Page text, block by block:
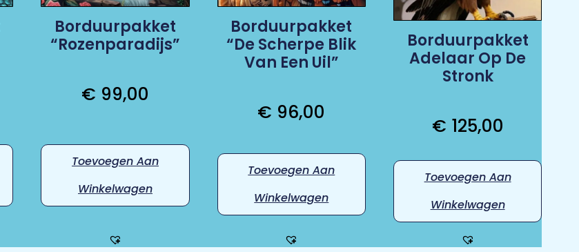
Borduurpakket
“Rozenparadijs”
€ 99,00
Toevoegen Aan
Winkelwagen
Borduurpakket
“De Scherpe Blik
Van Een Uil”
€ 96,00
Toevoegen Aan
Winkelwagen
Borduurpakket
Adelaar Op De
Stronk
€ 125,00
Toevoegen Aan
Winkelwagen